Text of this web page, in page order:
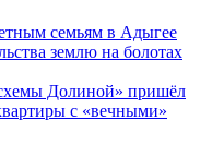
семьям в Адыгее
землю на болотах
Долиной» пришёл
с «вечными»